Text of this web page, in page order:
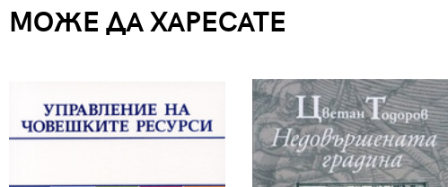
МОЖЕ ДА ХАРЕСАТЕ